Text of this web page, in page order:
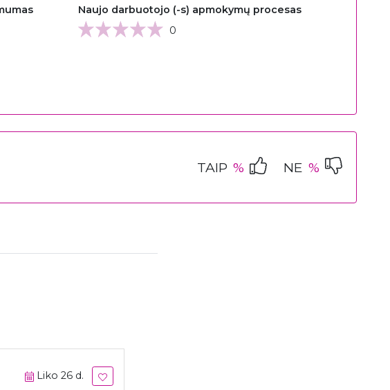
Naujo darbuotojo (-s) apmokymų procesas
0
TAIP % NE %
Liko 26 d.